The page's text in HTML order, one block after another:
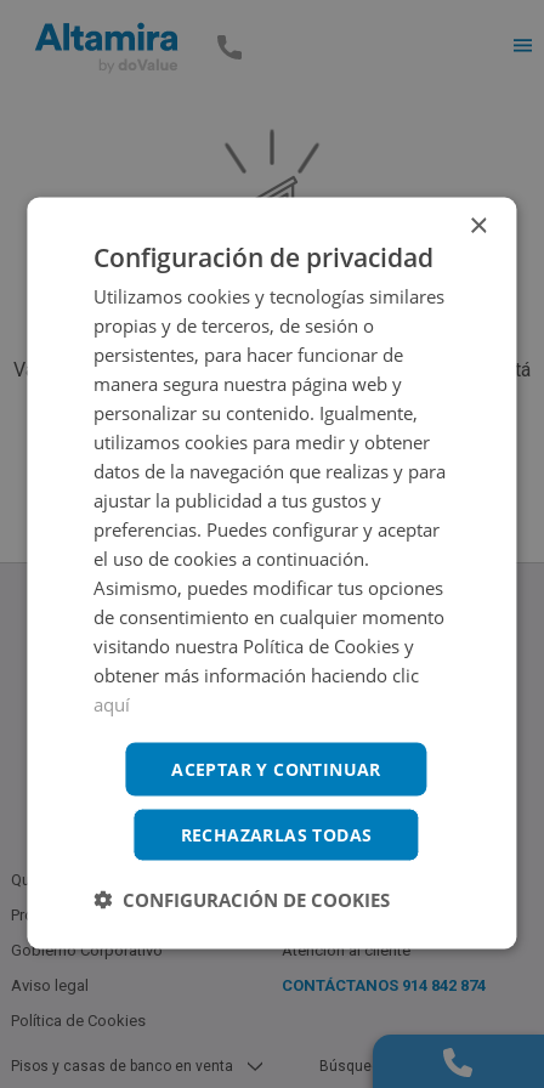
Vaya, parece que el inmueble que estás buscando ya no está
disponible, pero tenemos muchas más opciones...
Volver a buscar
Quiénes somos
Profesionales
Gobierno Corporativo
Aviso legal
Política de Cookies
Atención al cliente
CONTÁCTANOS 914 842 874
Pisos y casas de banco en venta Búsquedas populares
×
Configuración de privacidad
Utilizamos cookies y tecnologías similares
propias y de terceros, de sesión o
persistentes, para hacer funcionar de
manera segura nuestra página web y
personalizar su contenido. Igualmente,
utilizamos cookies para medir y obtener
datos de la navegación que realizas y para
ajustar la publicidad a tus gustos y
preferencias. Puedes configurar y aceptar
el uso de cookies a continuación.
Asimismo, puedes modificar tus opciones
de consentimiento en cualquier momento
visitando nuestra Política de Cookies y
obtener más información haciendo clic
aquí
ACEPTAR Y CONTINUAR
RECHAZARLAS TODAS
CONFIGURACIÓN DE COOKIES